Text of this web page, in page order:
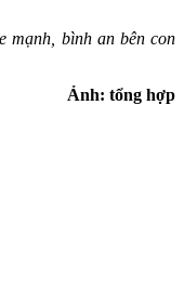
mạnh, bình an bên con
Ảnh: tổng hợp